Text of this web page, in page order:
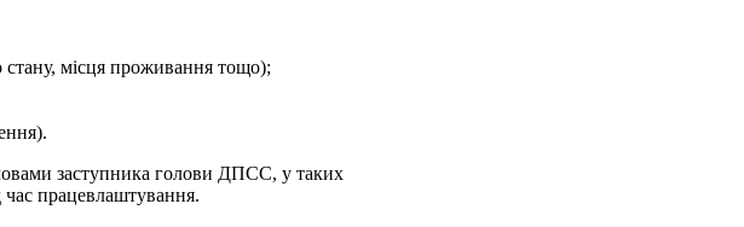
стану, місця проживання тощо);
заступника голови ДПСС, у таких
час працевлаштування.